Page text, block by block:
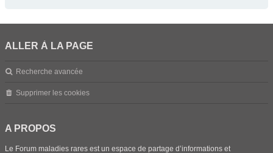
ALLER À LA PAGE
Recherche avancée
Supprimer les cookies
A PROPOS
Le Forum maladies rares est un espace de partage d’informations et